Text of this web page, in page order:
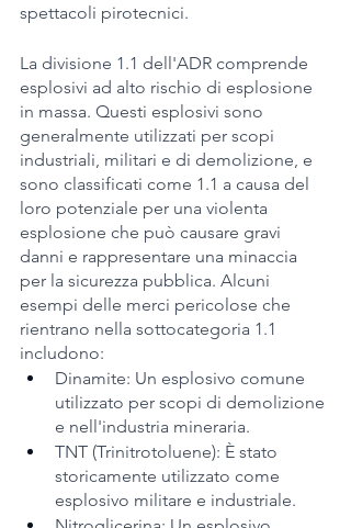
spettacoli pirotecnici.
La divisione 1.1 dell'ADR comprende
esplosivi ad alto rischio di esplosione
in massa. Questi esplosivi sono
generalmente utilizzati per scopi
industriali, militari e di demolizione, e
sono classificati come 1.1 a causa del
loro potenziale per una violenta
esplosione che può causare gravi
danni e rappresentare una minaccia
per la sicurezza pubblica. Alcuni
esempi delle merci pericolose che
rientrano nella sottocategoria 1.1
includono:
Dinamite: Un esplosivo comune
utilizzato per scopi di demolizione
e nell'industria mineraria.
TNT (Trinitrotoluene): È stato
storicamente utilizzato come
esplosivo militare e industriale.